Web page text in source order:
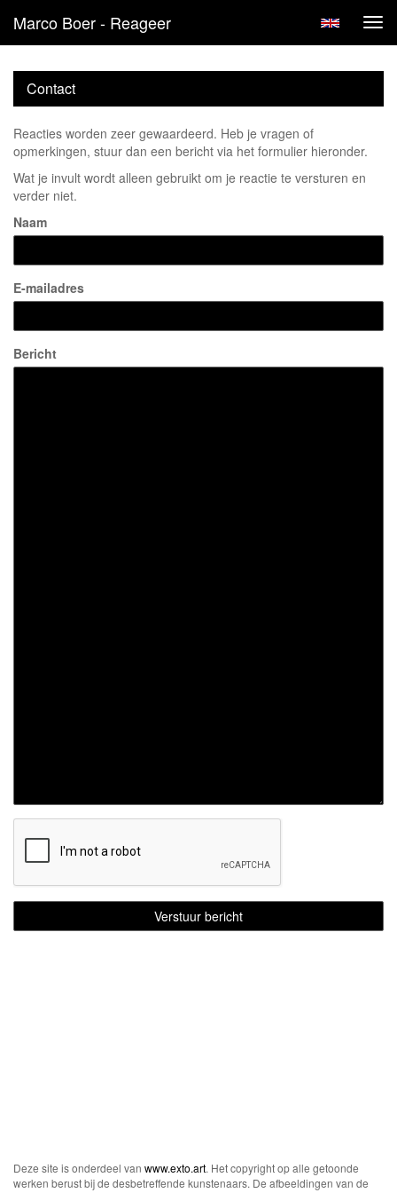
Marco Boer - Reageer
Contact
Reacties worden zeer gewaardeerd. Heb je vragen of
opmerkingen, stuur dan een bericht via het formulier hieronder.
Wat je invult wordt alleen gebruikt om je reactie te versturen en
verder niet.
Naam
E-mailadres
Bericht
Deze site is onderdeel van www.exto.art. Het copyright op alle getoonde
werken berust bij de desbetreffende kunstenaars. De afbeeldingen van de